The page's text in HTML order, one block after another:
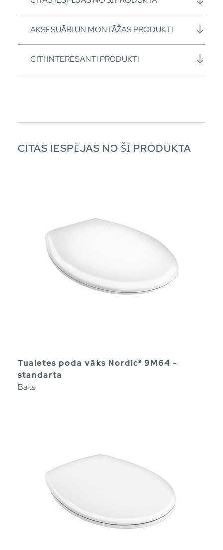
AKSESUĀRI UN MONTĀŽAS PRODUKTI
CITI INTERESANTI PRODUKTI
CITAS IESPĒJAS NO ŠĪ PRODUKTA
Tualetes poda vāks Nordic³ 9M64 -
standarta
Balts